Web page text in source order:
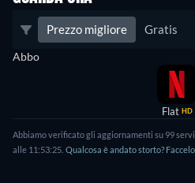
Prezzo migliore Gratis
Abbo
Flat HD
Abbiamo verificato gli aggiornamenti su 99
alle 11:53:25 Qualcosa è andato storto?